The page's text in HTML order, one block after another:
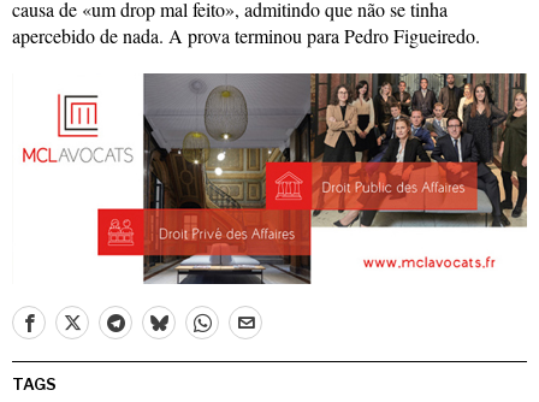
causa de «um drop mal feito», admitindo que não se tinha
apercebido de nada. A prova terminou para Pedro Figueiredo.
TAGS